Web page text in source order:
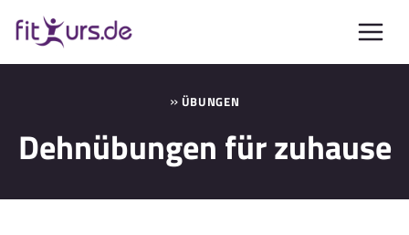
Inhalt
springen
» ÜBUNGEN
Dehnübungen für zuhause